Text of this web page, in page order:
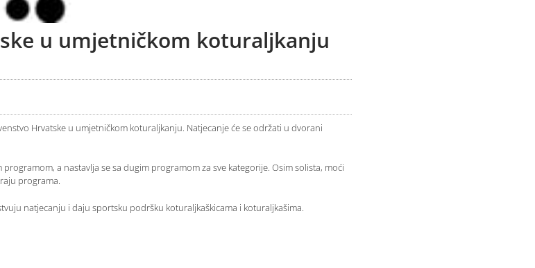
u umjetničkom koturaljkanju
Hrvatske u umjetničkom koturaljkanju. Natjecanje će se održati u dvorani
a nastavlja se sa dugim programom za sve kategorije. Osim solista, moći
programa.
natjecanju i daju sportsku podršku koturaljkaškicama i koturaljkašima.